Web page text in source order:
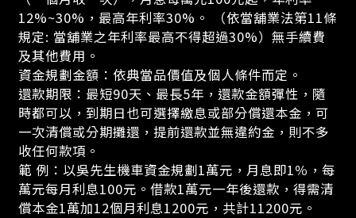
12%~30%，最高年利率30%。 （依當舖業法第11條
規定: 當舖業之年利率最高不得超過30%）無手續費
及其他費用。
資金規劃金額：依典當品價值及個人條件而定。
還款期限：最短90天、最長5年，還款金額彈性，隨
時都可以，到期日也可選擇繳息或部分償還本金，可
一次清償或分期攤還，提前還款並無違約金，則不多
收任何款項。
範 例：以吳先生機車資金規劃1萬元，月息即1％，每
萬元每月利息100元。借款1萬元一年後還款，得需清
償本金1萬加12個月利息1200元，共計11200元。